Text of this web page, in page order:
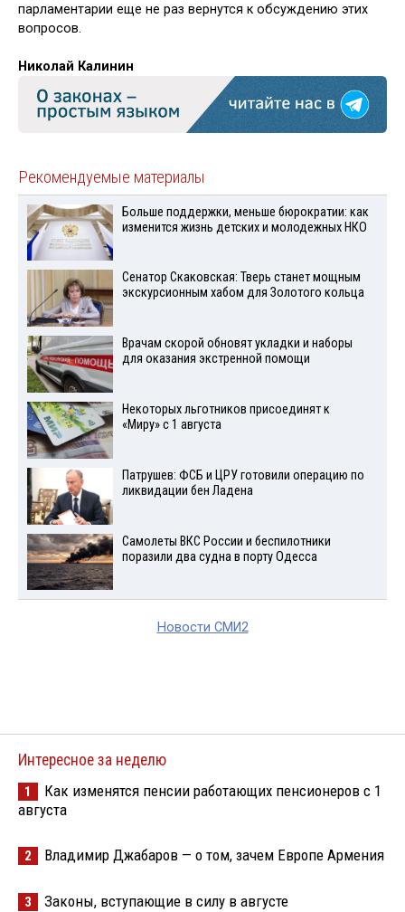
парламентарии еще не раз вернутся к обсуждению этих
вопросов.
Николай Калинин
Рекомендуемые материалы
Больше поддержки, меньше бюрократии: как
изменится жизнь детских и молодежных НКО
Сенатор Скаковская: Тверь станет мощным
экскурсионным хабом для Золотого кольца
Врачам скорой обновят укладки и наборы
для оказания экстренной помощи
Некоторых льготников присоединят к
«Миру» с 1 августа
Патрушев: ФСБ и ЦРУ готовили операцию по
ликвидации бен Ладена
Самолеты ВКС России и беспилотники
поразили два судна в порту Одесса
Новости СМИ2
Интересное за неделю
1
Как изменятся пенсии работающих пенсионеров с 1
августа
2 Владимир Джабаров — о том, зачем Европе Армения
3 Законы, вступающие в силу в августе